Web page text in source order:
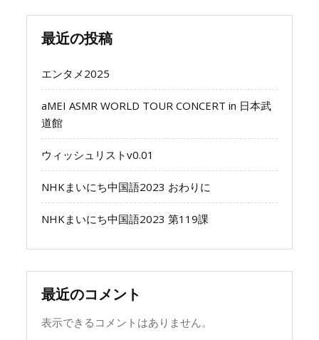
最近の投稿
エンタメ2025
aMEI ASMR WORLD TOUR CONCERT in 日本武
道館
ウィッシュリストv0.01
NHKまいにち中国語2023 おわりに
NHKまいにち中国語2023 第119課
最近のコメント
表示できるコメントはありません。